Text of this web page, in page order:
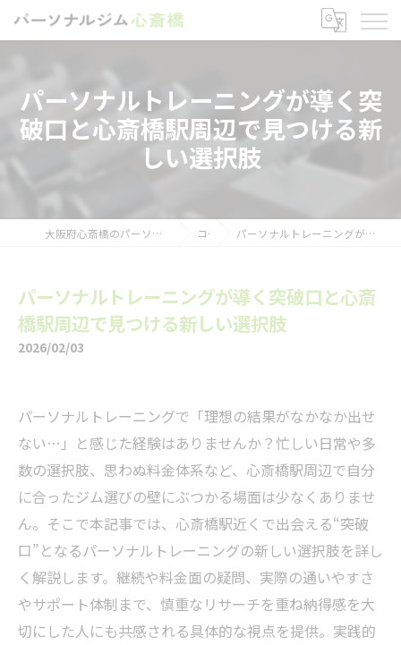
パーソナルトレーニングが導く突
破口と心斎橋駅周辺で見つける新
しい選択肢
大阪府心斎橋のパーソナルトレーニングならパーソナルジム心斎橋 コラム パーソナルトレーニングが導く突破口と心斎橋駅周辺で見つける新しい選択肢
パーソナルトレーニングが導く突破口と心斎
橋駅周辺で見つける新しい選択肢
2026/02/03
パーソナルトレーニングで「理想の結果がなかなか出せ
ない…」と感じた経験はありませんか？忙しい日常や多
数の選択肢、思わぬ料金体系など、心斎橋駅周辺で自分
に合ったジム選びの壁にぶつかる場面は少なくありませ
ん。そこで本記事では、心斎橋駅近くで出会える“突破
口”となるパーソナルトレーニングの新しい選択肢を詳し
く解説します。継続や料金面の疑問、実際の通いやすさ
やサポート体制まで、慎重なリサーチを重ね納得感を大
切にした人にも共感される具体的な視点を提供。実践的